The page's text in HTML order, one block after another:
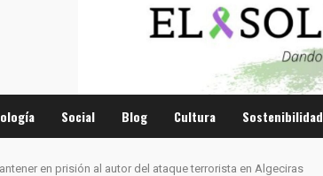
Social Blog Cultura Sostenibilidad
en prisión al autor del ataque terrorista en Algeciras